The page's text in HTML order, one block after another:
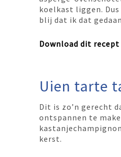
koelkast liggen.
blij dat ik dat
Download dit
Uien tarte
Dit is zo’n gerecht
ontspannen te
kerst.